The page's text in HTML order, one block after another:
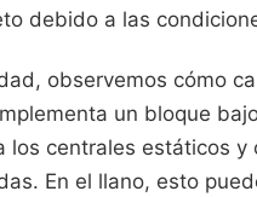
debido a las
observemos cómo
un bloque
los centrales estáticos
En el llano, esto